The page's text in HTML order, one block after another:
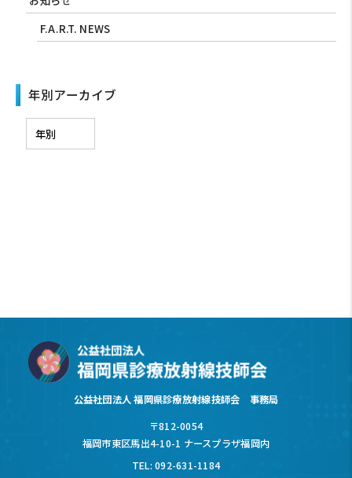
F.A.R.T. NEWS
年別アーカイブ
公益社団法人 福岡県診療放射線技師会 事務局
〒812-0054
福岡市東区馬出4-10-1 ナースプラザ福岡内
TEL: 092-631-1184